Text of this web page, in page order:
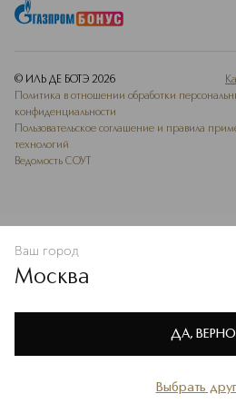
Политике конфиденциальности
В КОРЗИНУ
© ИЛЬ ДЕ БОТЭ 2026
Политика в отношении обработки
конфиденциальности
Пользовательское соглашение и правила
технологий
Ведомость СОУТ
Избранное
Ваш город
Москва
Выбрать
ДА, ВЕРНО